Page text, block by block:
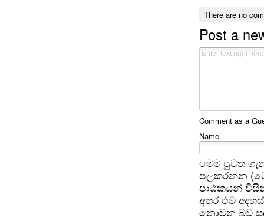
There are no
Post a
Comment as a
Name
මෙම පුවත
පලකරන්න
පාඨකයන්
අතර එම
නොවන බව